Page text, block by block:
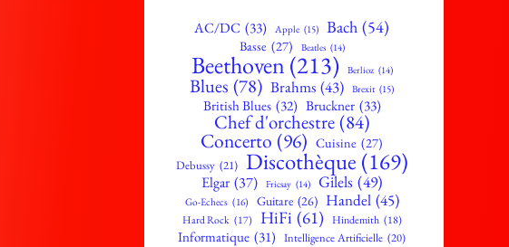
AC/DC (33) Apple (15) Bach (54)
Basse (27) Beatles (14)
Beethoven (213) Berlioz (14)
Blues (78) Brahms (43) Brexit (15)
British Blues (32) Bruckner (33)
Chef d'orchestre (84)
Concerto (96) Cuisine (27)
Debussy (21) Discothèque (169)
Elgar (37) Fricsay (14) Gilels (49)
Go-Echecs (16) Guitare (26) Handel (45)
Hard Rock (17) HiFi (61) Hindemith (18)
Informatique (31) Intelligence Artificielle (20)